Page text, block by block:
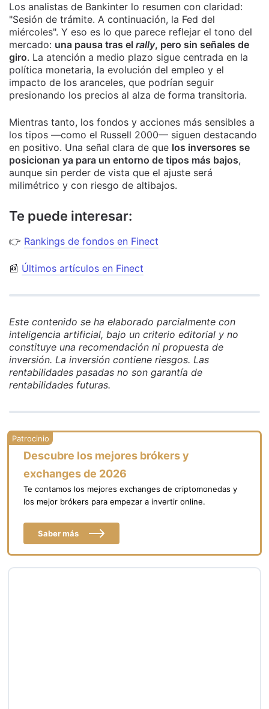
Los analistas de Bankinter lo resumen con claridad:
"Sesión de trámite. A continuación, la Fed del
miércoles". Y eso es lo que parece reflejar el tono del
mercado: una pausa tras el rally, pero sin señales de
giro. La atención a medio plazo sigue centrada en la
política monetaria, la evolución del empleo y el
impacto de los aranceles, que podrían seguir
presionando los precios al alza de forma transitoria.
Mientras tanto, los fondos y acciones más sensibles a
los tipos —como el Russell 2000— siguen destacando
en positivo. Una señal clara de que los inversores se
posicionan ya para un entorno de tipos más bajos,
aunque sin perder de vista que el ajuste será
milimétrico y con riesgo de altibajos.
Te puede interesar:
👉 Rankings de fondos en Finect
📰 Últimos artículos en Finect
Este contenido se ha elaborado parcialmente con
inteligencia artificial, bajo un criterio editorial y no
constituye una recomendación ni propuesta de
inversión. La inversión contiene riesgos. Las
rentabilidades pasadas no son garantía de
rentabilidades futuras.
Descubre los mejores brókers y
exchanges de 2026
Te contamos los mejores exchanges de criptomonedas y
los mejor brókers para empezar a invertir online.
Saber más